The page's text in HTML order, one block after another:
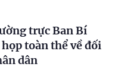
trực Ban Bí
toàn thể về đối
dân